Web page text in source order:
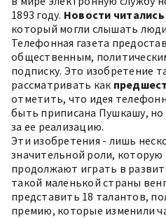
1893 году. Новости
который могли слышать люди
Телефонная газета
общественным,
подписку. Это изобретение
рассматривать как
отметить, что идея
быть приписана Пушкашу, но
за ее реализацию.
Эти изобретения - лишь
значительной роли, которую
продолжают играть в
такой маленькой страны
представить 18 талантов,
премию, которые изменили